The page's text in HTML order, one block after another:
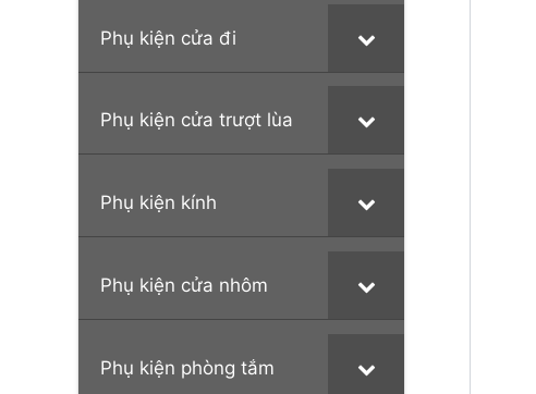
Phụ kiện cửa đi
Phụ kiện cửa trượt lùa
Phụ kiện kính
Phụ kiện cửa nhôm
Phụ kiện phòng tắm